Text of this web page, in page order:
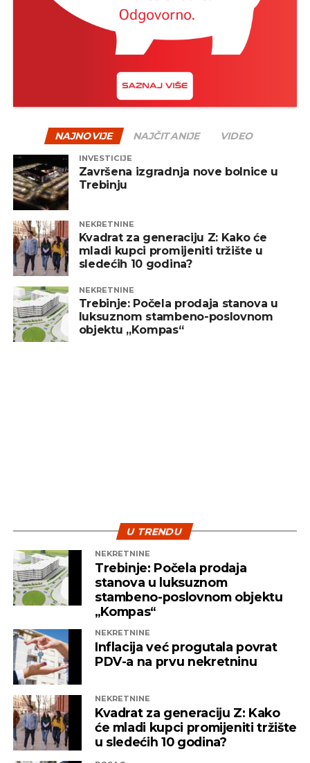
NAJNOVIJE NAJČITANIJE VIDEO
INVESTICIJE
Završena izgradnja nove bolnice u
Trebinju
NEKRETNINE
Kvadrat za generaciju Z: Kako će
mladi kupci promijeniti tržište u
sledećih 10 godina?
NEKRETNINE
Trebinje: Počela prodaja stanova u
luksuznom stambeno-poslovnom
objektu „Kompas“
U TRENDU
NEKRETNINE
Trebinje: Počela prodaja
stanova u luksuznom
stambeno-poslovnom objektu
„Kompas“
NEKRETNINE
Inflacija već progutala povrat
PDV-a na prvu nekretninu
NEKRETNINE
Kvadrat za generaciju Z: Kako
će mladi kupci promijeniti tržište
u sledećih 10 godina?